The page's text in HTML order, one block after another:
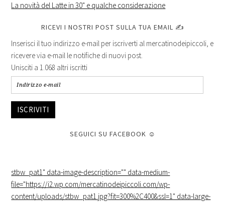
La novità del Latte in 30" e qualche considerazione
RICEVI I NOSTRI POST SULLA TUA EMAIL ✍
Inserisci il tuo indirizzo e-mail per iscriverti al mercatinodeipiccoli, e
ricevere via e-mail le notifiche di nuovi post.
Unisciti a 1.068 altri iscritti
ISCRIVITI
SEGUICI SU FACEBOOK ☺
stbw_pat1" data-image-description="" data-medium-
file="https://i2.wp.com/mercatinodeipiccoli.com/wp-
content/uploads/stbw_pat1.jpg?fit=300%2C400&ssl=1" data-large-